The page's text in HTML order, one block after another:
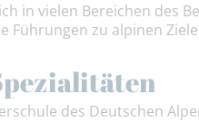
in vielen Bereichen des
Führungen zu alpinen
des Deutschen